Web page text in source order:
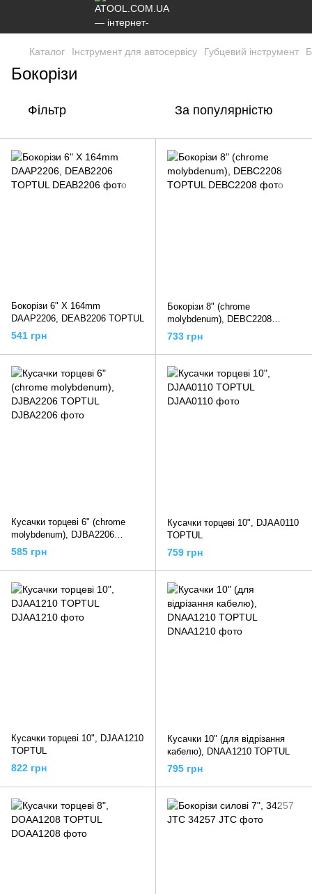
Каталог Інструмент для автосервісу Губцевий інструмент
Бокорізи
Фільтр За популярністю
Бокорізи 6" X 164mm
DAAP2206, DEAB2206 TOPTUL
541 грн
Бокорізи 8" (chrome
molybdenum), DEBC2208
TOPTUL
733 грн
Кусачки торцеві 6" (chrome
molybdenum), DJBA2206
TOPTUL
585 грн
Кусачки торцеві 10", DJAA0110
TOPTUL
759 грн
Кусачки торцеві 10", DJAA1210
TOPTUL
822 грн
Кусачки 10" (для відрізання
кабелю), DNAA1210 TOPTUL
795 грн